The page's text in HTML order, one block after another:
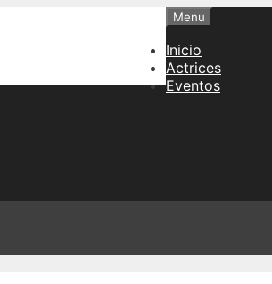
Menu
Inicio
Actrices
Eventos